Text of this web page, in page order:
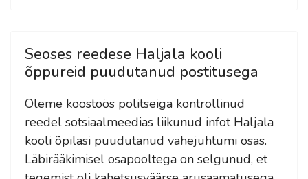
Seoses reedese Haljala kooli
õppureid puudutanud postitusega
Oleme koostöös politseiga kontrollinud
reedel sotsiaalmeedias liikunud infot Haljala
kooli õpilasi puudutanud vahejuhtumi osas.
Läbirääkimisel osapooltega on selgunud, et